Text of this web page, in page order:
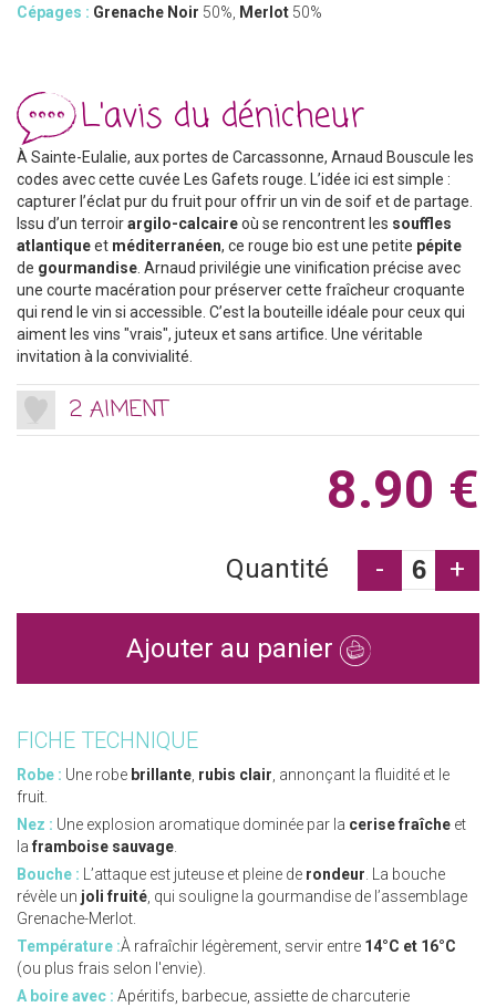
Cépages : Grenache Noir 50%, Merlot 50%
L'avis du dénicheur
À Sainte-Eulalie, aux portes de Carcassonne, Arnaud Bouscule les
codes avec cette cuvée Les Gafets rouge. L’idée ici est simple :
capturer l’éclat pur du fruit pour offrir un vin de soif et de partage.
Issu d’un terroirargilo-calcaireoù se rencontrent les souffles
atlantiqueet méditerranéen, ce rouge bio est une petite pépite
de gourmandise . Arnaud privilégie une vinification précise avec
une courte macération pour préserver cette fraîcheur croquante
qui rend le vin si accessible. C’est la bouteille idéale pour ceux qui
aiment les vins "vrais", juteux et sans artifice. Une véritable
invitation à la convivialité.
2 AIMENT
8.90 €
Quantité - +
Ajouter au panier
FICHE TECHNIQUE
Robe : Une robe brillante rubis clair , annonçant la fluidité et le
fruit.
Nez : Une explosion aromatique dominée par la cerise fraîche et
la framboise sauvage
Bouche :
L’attaque est juteuse et pleine de rondeur . La bouche
révèle un joli fruité , qui souligne la gourmandise de l’assemblage
Grenache-Merlot.
Température :À rafraîchir légèrement, servir entre 14°C et 16°C
(ou plus frais selon l'envie).
A boire avec : Apéritifs, barbecue, assiette de charcuterie